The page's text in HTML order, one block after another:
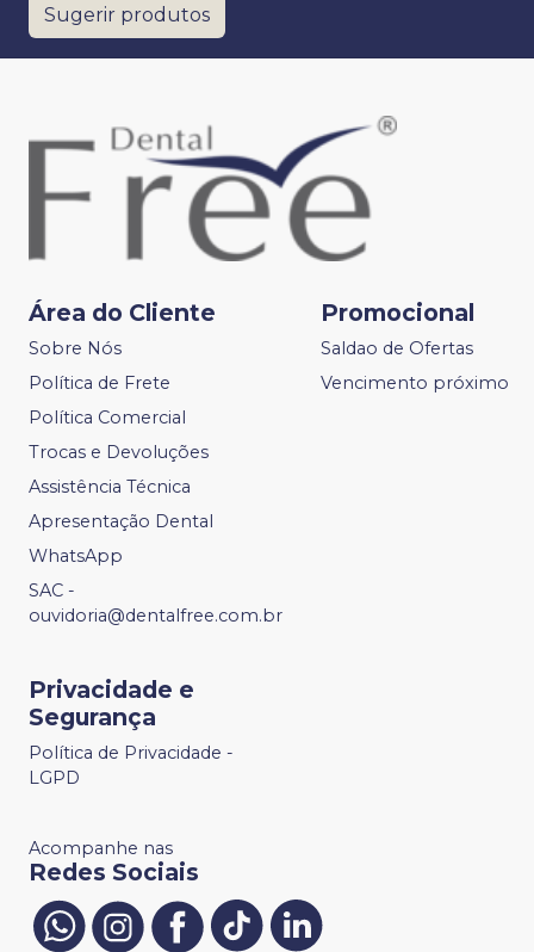
Sugerir produtos
Área do Cliente
Sobre Nós
Política de Frete
Política Comercial
Trocas e Devoluções
Assistência Técnica
Apresentação Dental
WhatsApp
SAC -
ouvidoria@dentalfree.com.br
Promocional
Saldao de Ofertas
Vencimento próximo
Privacidade e
Segurança
Política de Privacidade -
LGPD
Acompanhe nas
Redes Sociais